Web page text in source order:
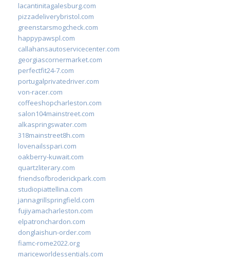
lacantinitagalesburg.com
pizzadeliverybristol.com
greenstarsmogcheck.com
happypawspl.com
callahansautoservicecenter.com
georgiascornermarket.com
perfectfit24-7.com
portugalprivatedriver.com
von-racer.com
coffeeshopcharleston.com
salon104mainstreet.com
alkaspringswater.com
318mainstreet8h.com
lovenailsspari.com
oakberry-kuwait.com
quartzliterary.com
friendsofbroderickpark.com
studiopiattellina.com
jannagrillspringfield.com
fujiyamacharleston.com
elpatronchardon.com
donglaishun-order.com
fiamc-rome2022.org
mariceworldessentials.com